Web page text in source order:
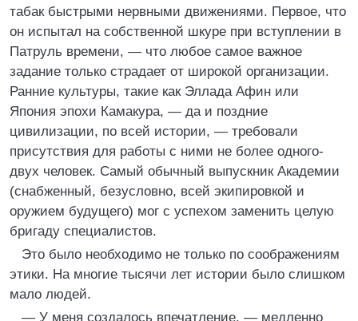
табак быстрыми нервными движениями. Первое, что
он испытал на собственной шкуре при вступлении в
Патруль времени, — что любое самое важное
задание только страдает от широкой организации.
Ранние культуры, такие как Эллада Афин или
Япония эпохи Камакура, — да и поздние
цивилизации, по всей истории, — требовали
присутствия для работы с ними не более одного-
двух человек. Самый обычный выпускник Академии
(снабженный, безусловно, всей экипировкой и
оружием будущего) мог с успехом заменить целую
бригаду специалистов.
Это было необходимо не только по соображениям
этики. На многие тысячи лет истории было слишком
мало людей.
— У меня создалось впечатление, — медленно